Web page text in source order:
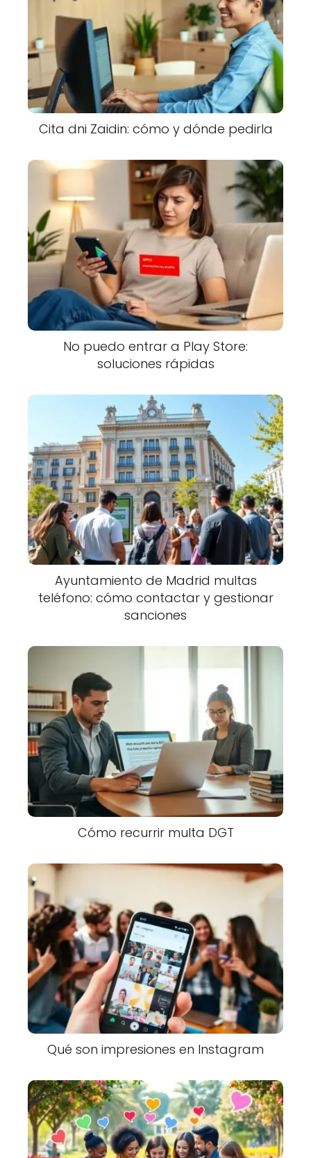
Cita dni Zaidin: cómo y dónde pedirla
No puedo entrar a Play Store:
soluciones rápidas
Ayuntamiento de Madrid multas
teléfono: cómo contactar y gestionar
sanciones
Cómo recurrir multa DGT
Qué son impresiones en Instagram